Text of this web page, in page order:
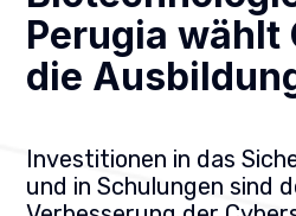
Perugia wählt
die
Investitionen in das
und in Schulungen sind